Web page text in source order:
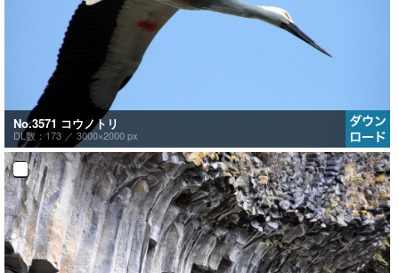
No.3571 コウノトリ
DL数：173 ／ 3000×2000 px